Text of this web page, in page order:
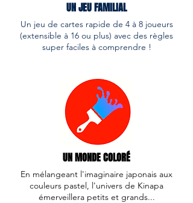
UN JEU FAMILIAL
Un jeu de cartes rapide de 4 à 8 joueurs
(extensible à 16 ou plus) avec des règles
super faciles à comprendre !
UN MONDE COLORÉ
En mélangeant l'imaginaire japonais aux
couleurs pastel, l'univers de Kinapa
émerveillera petits et grands...